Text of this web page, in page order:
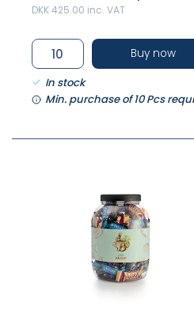
DKK 425.00 inc. VAT
Buy now
In stock
Min. purchase of 10 Pcs